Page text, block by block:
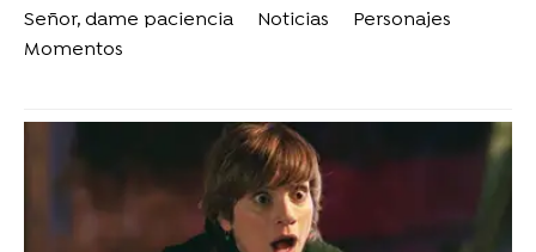
Señor, dame paciencia Noticias
Personajes
Momentos